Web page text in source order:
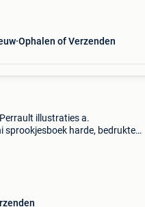
Ophalen of Verzenden
illustraties a.
sprookjesboek harde, bedrukte